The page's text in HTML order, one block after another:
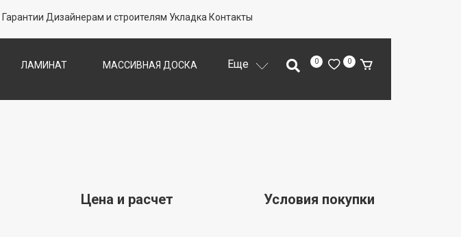
Гарантии Дизайнерам и строителям Укладка Контакты
ЛАМИНАТ МАССИВНАЯ ДОСКА Еще 0 0
Цена и расчет Условия покупки